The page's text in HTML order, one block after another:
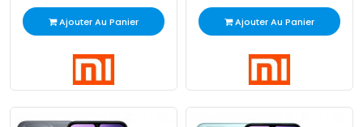
Ajouter Au Panier Ajouter Au Panier